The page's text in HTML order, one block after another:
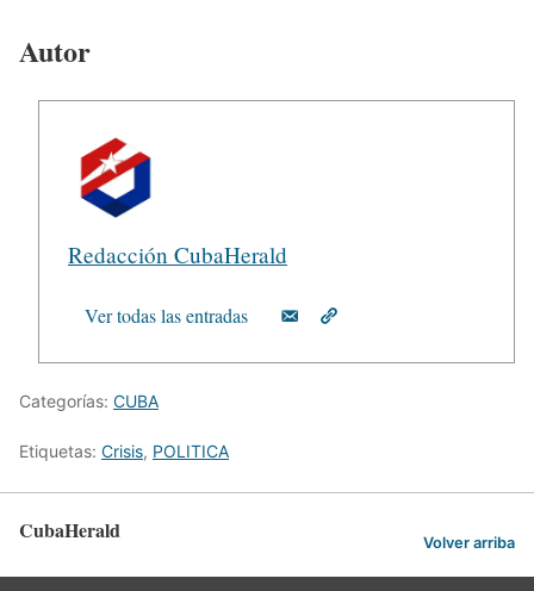
Autor
Redacción CubaHerald
Ver todas las entradas
Categorías: CUBA
Etiquetas: Crisis, POLITICA
CubaHerald Volver arriba